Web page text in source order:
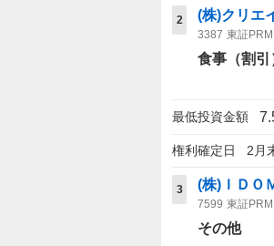
2 (株)クリエ
3387 東証PRM
食事（割引
最低投資金額
権利確定日 2月
3 (株)ＩＤＯ
7599 東証PRM
その他